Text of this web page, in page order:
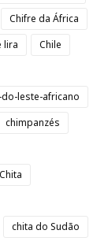
Chifre da África
lira
Chile
leste-africano
chimpanzés
Chita
chita do Sudão